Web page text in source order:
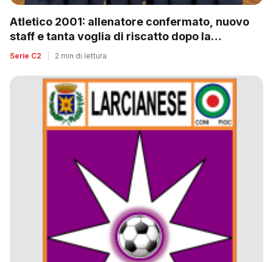
Atletico 2001: allenatore confermato, nuovo
staff e tanta voglia di riscatto dopo la
retrocessione
Serie C2 2 min di lettura